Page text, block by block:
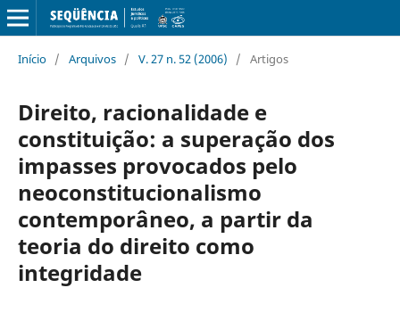
Início / Arquivos / V. 27 n. 52 (2006) / Artigos
Direito, racionalidade e
constituição: a superação dos
impasses provocados pelo
neoconstitucionalismo
contemporâneo, a partir da
teoria do direito como
integridade